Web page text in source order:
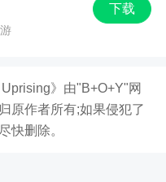
系画面风格，更有庞
荣誉，感受完美复刻
下载
》由"B+O+Y"网
原作者所有;如果侵犯了
快删除。